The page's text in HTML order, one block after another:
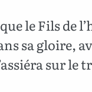
le Fils de
sa gloire,
sur le